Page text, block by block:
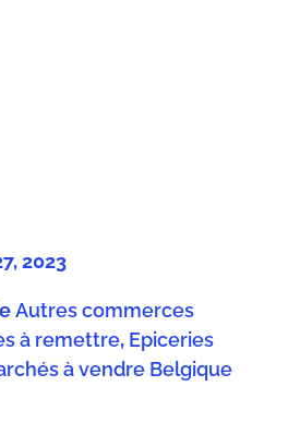
2023
Autres commerces
à remettre, Epiceries
à vendre Belgique